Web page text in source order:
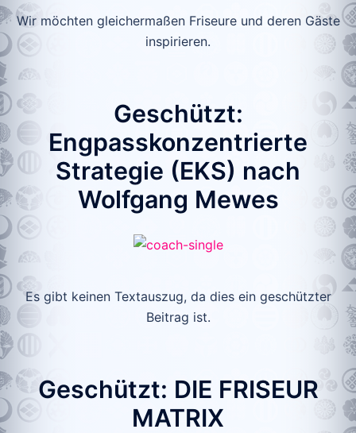
Wir möchten gleichermaßen Friseure und deren Gäste
inspirieren.
Geschützt:
Engpasskonzentrierte
Strategie (EKS) nach
Wolfgang Mewes
Es gibt keinen Textauszug, da dies ein geschützter
Beitrag ist.
Geschützt: DIE FRISEUR
MATRIX